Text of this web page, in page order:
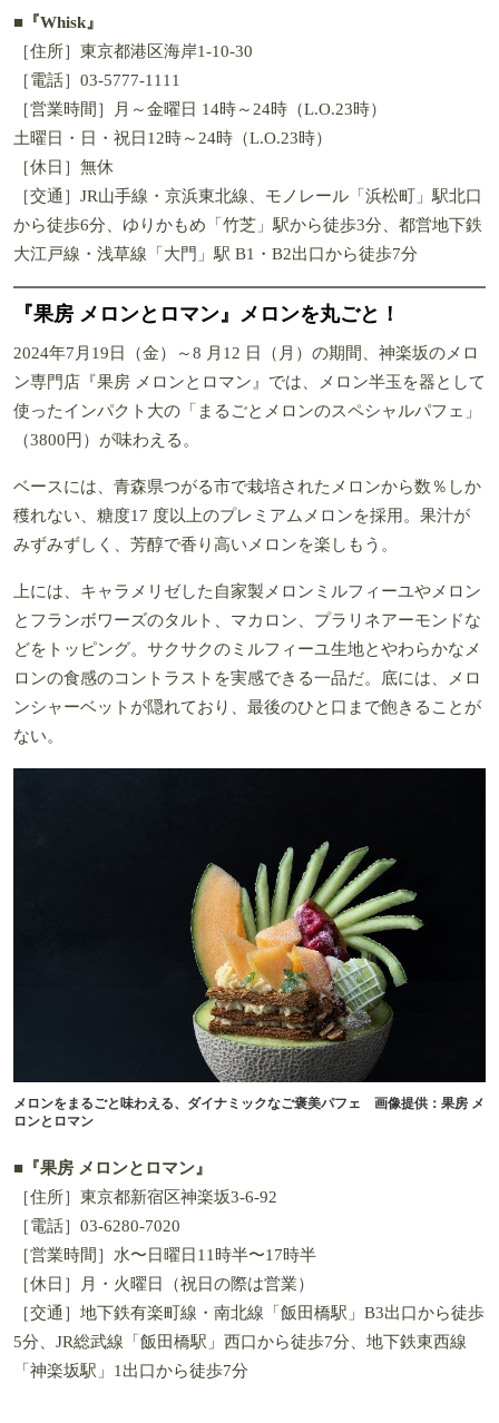
■ 『Whisk』
［住所］東京都港区海岸1-10-30
［電話］03-5777-1111
［営業時間］月～金曜日 14時～24時（L.O.23時）
土曜日・日・祝日12時～24時（L.O.23時）
［休日］無休
［交通］JR山手線・京浜東北線、モノレール「浜松町」駅北口
から徒歩6分、ゆりかもめ「竹芝」駅から徒歩3分、都営地下鉄
大江戸線・浅草線「大門」駅 B1・B2出口から徒歩7分
『果房 メロンとロマン』メロンを丸ごと！
2024年7月19日（金）～8 月12 日（月）の期間、神楽坂のメロ
ン専門店『果房 メロンとロマン』では、メロン半玉を器として
使ったインパクト大の「まるごとメロンのスペシャルパフェ」
（3800円）が味わえる。
ベースには、青森県つがる市で栽培されたメロンから数％しか
穫れない、糖度17 度以上のプレミアムメロンを採用。果汁が
みずみずしく、芳醇で香り高いメロンを楽しもう。
上には、キャラメリゼした自家製メロンミルフィーユやメロン
とフランボワーズのタルト、マカロン、プラリネアーモンドな
どをトッピング。サクサクのミルフィーユ生地とやわらかなメ
ロンの食感のコントラストを実感できる一品だ。底には、メロ
ンシャーベットが隠れており、最後のひと口まで飽きることが
ない。
メロンをまるごと味わえる、ダイナミックなご褒美パフェ 画像提供：果房 メ
ロンとロマン
■ 『果房 メロンとロマン』
［住所］東京都新宿区神楽坂3-6-92
［電話］03-6280-7020
［営業時間］水〜日曜日11時半〜17時半
［休日］月・火曜日（祝日の際は営業）
［交通］地下鉄有楽町線・南北線「飯田橋駅」B3出口から徒歩
5分、JR総武線「飯田橋駅」西口から徒歩7分、地下鉄東西線
「神楽坂駅」1出口から徒歩7分